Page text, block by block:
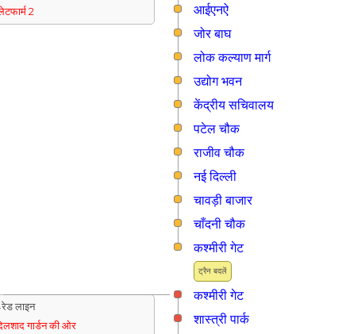
2
आईएनऐ
जोर बाघ
लोक कल्याण मार्ग
उद्योग भवन
केंद्रीय सचिवालय
पटेल चौक
राजीव चौक
नई दिल्ली
चावड़ी बाजार
चाँदनी चौक
ट्रैन बदलें
कश्मीरी गेट
कश्मीरी गेट
लाइन
गार्डन की ओर
शास्त्री पार्क